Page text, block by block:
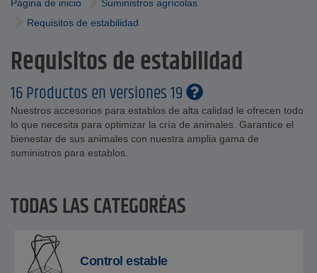
Página de inicio
Suministros agrícolas
Requisitos de estabilidad
Requisitos de estabilidad
16 Productos en versiones 19
Nuestros accesorios para establos de alta calidad le ofrecen todo
lo que necesita para optimizar la cría de animales. Garantice el
bienestar de sus animales con nuestra amplia gama de
suministros para establos.
TODAS LAS CATEGORÍAS
Control estable